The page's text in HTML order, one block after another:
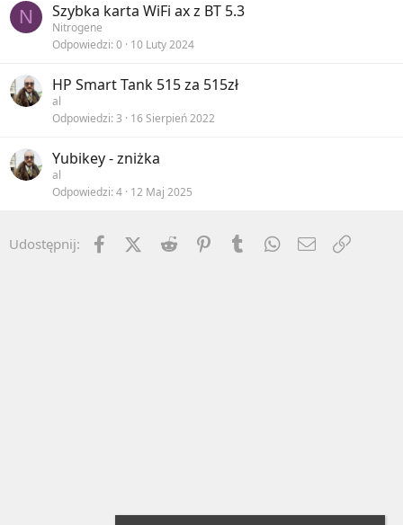
N Szybka karta WiFi ax z BT 5.3
Nitrogene
Odpowiedzi 0 10 Luty 2024
HP Smart Tank 515 za 515zł
al
Odpowiedzi 3 16 Sierpień 2022
Yubikey - zniżka
al
Odpowiedzi 4 12 Maj 2025
Udostępnij: FacebookX (Twitter)
Reddit PinterestTumblr WhatsApp
Email